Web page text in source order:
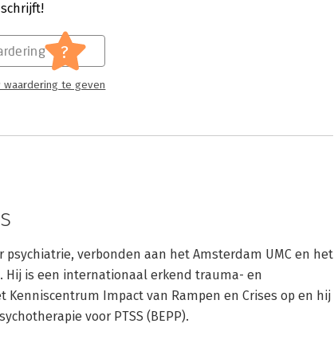
?
waardering te geven
psychiatrie, verbonden aan het Amsterdam UMC en het
Hij is een internationaal erkend trauma- en
Impact van Rampen en Crises op en hij
voor PTSS (BEPP).